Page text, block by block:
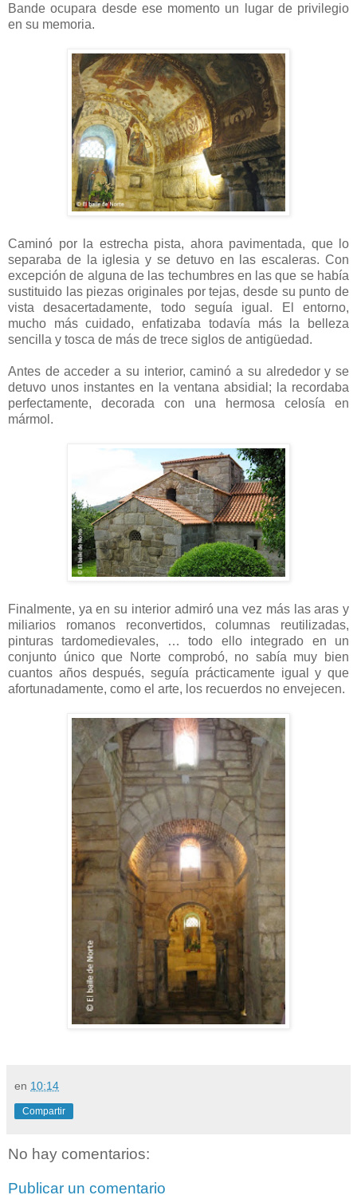
Bande ocupara desde ese momento un lugar de privilegio
en su memoria.
Caminó por la estrecha pista, ahora pavimentada, que lo
separaba de la iglesia y se detuvo en las escaleras. Con
excepción de alguna de las techumbres en las que se había
sustituido las piezas originales por tejas, desde su punto de
vista desacertadamente, todo seguía igual. El entorno,
mucho más cuidado, enfatizaba todavía más la belleza
sencilla y tosca de más de trece siglos de antigüedad.
Antes de acceder a su interior, caminó a su alrededor y se
detuvo unos instantes en la ventana absidial; la recordaba
perfectamente, decorada con una hermosa celosía en
mármol.
Finalmente, ya en su interior admiró una vez más las aras y
miliarios romanos reconvertidos, columnas reutilizadas,
pinturas tardomedievales, … todo ello integrado en un
conjunto único que Norte comprobó, no sabía muy bien
cuantos años después, seguía prácticamente igual y que
afortunadamente, como el arte, los recuerdos no envejecen.
en 10:14
Compartir
No hay comentarios:
Publicar un comentario